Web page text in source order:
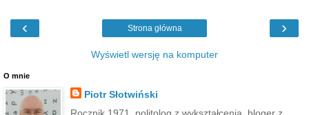
‹ ›
Strona główna
Wyświetl wersję na komputer
O mnie
Piotr Słotwiński